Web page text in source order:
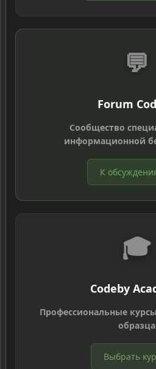
💬
Forum
Сообщество
информационной
К
🎓
Codeby
Профессиональные
образца
Выбрать